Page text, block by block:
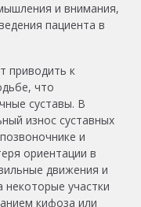
и внимания,
пациента в
приводить к
что
суставы. В
износ суставных
и
ориентации в
движения и
некоторые участки
кифоза или